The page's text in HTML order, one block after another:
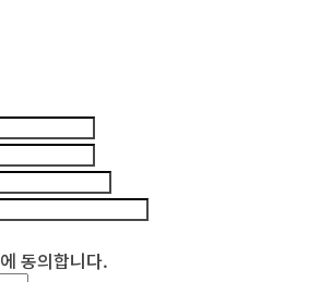
에 동의합니다.